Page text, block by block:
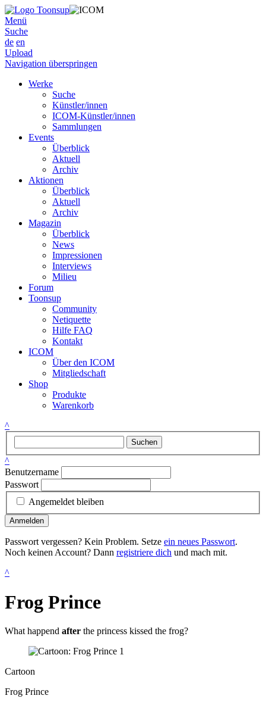
Menü
Suche
de en
Upload
Navigation überspringen
Werke
Suche
Künstler/innen
ICOM-Künstler/innen
Sammlungen
Events
Überblick
Aktuell
Archiv
Aktionen
Überblick
Aktuell
Archiv
Magazin
Überblick
News
Impressionen
Interviews
Milieu
Forum
Toonsup
Community
Netiquette
Hilfe FAQ
Kontakt
ICOM
Über den ICOM
Mitgliedschaft
Shop
Produkte
Warenkorb
^
Suchen
^
Benutzername
Passwort
Angemeldet bleiben
Anmelden
Passwort vergessen? Kein Problem. Setze ein neues Passwort.
Noch keinen Account? Dann registriere dich und mach mit.
^
Frog Prince
What happend after the princess kissed the frog?
Cartoon
Frog Prince